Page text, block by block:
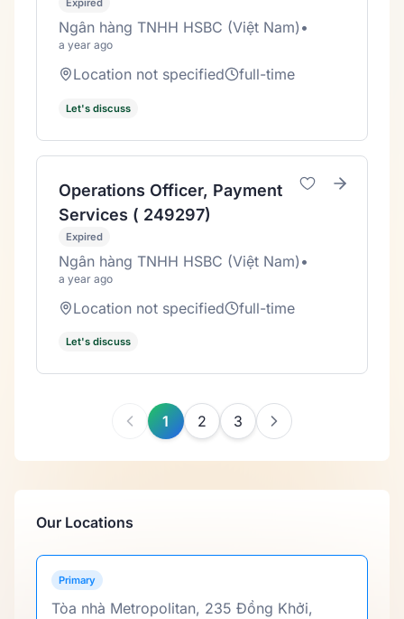
Expired
Ngân hàng TNHH HSBC (Việt Nam) •
a year ago
Location not specified full-time
Let's discuss
Operations Officer, Payment
Services ( 249297)
Expired
Ngân hàng TNHH HSBC (Việt Nam) •
a year ago
Location not specified full-time
Let's discuss
1 2 3
Our Locations
Primary
Tòa nhà Metropolitan, 235 Đồng Khởi,